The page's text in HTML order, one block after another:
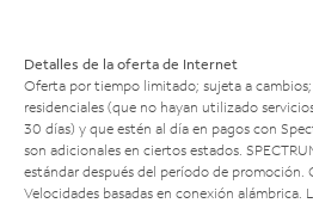
Detalles de la oferta de Internet
Oferta por tiempo limitado; sujeta a
residenciales (que no hayan utilizado
30 días) y que estén al día en pagos con
son adicionales en ciertos estados.
estándar después del período de promoción.
Velocidades basadas en conexión alámbrica.